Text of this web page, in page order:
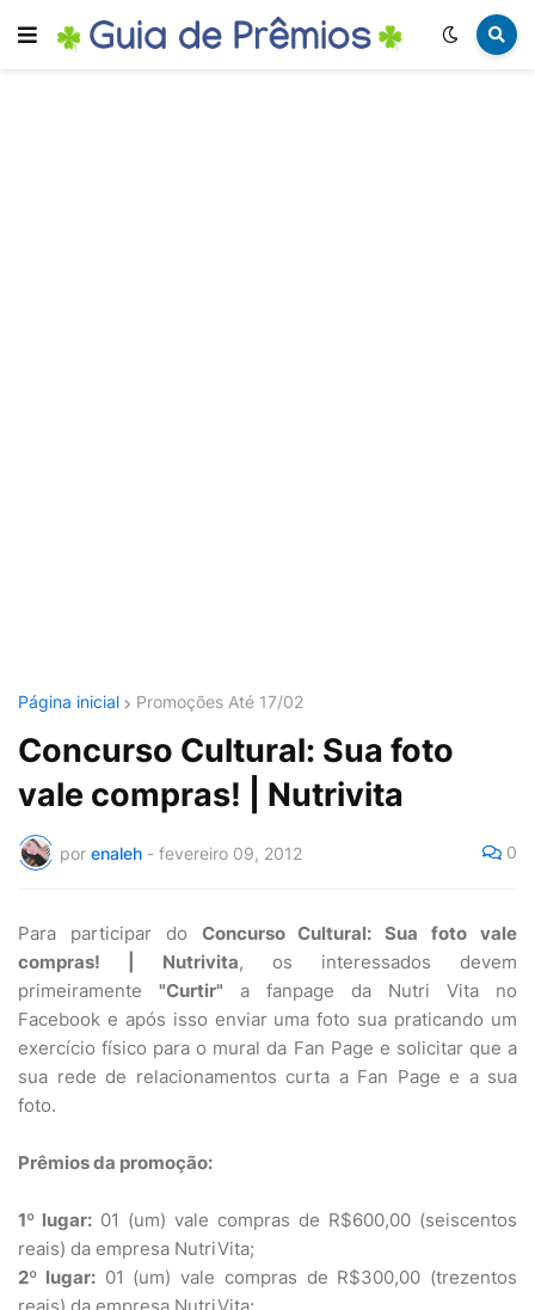
Página inicial Promoções Até 17/02
Concurso Cultural: Sua foto
vale compras! | Nutrivita
por enaleh - fevereiro 09, 2012 0
Para participar do Concurso Cultural: Sua foto vale
compras! | Nutrivita, os interessados devem
primeiramente "Curtir" a fanpage da Nutri Vita no
Facebook e após isso enviar uma foto sua praticando um
exercício físico para o mural da Fan Page e solicitar que a
sua rede de relacionamentos curta a Fan Page e a sua
foto.
Prêmios da promoção:
1º lugar: 01 (um) vale compras de R$600,00 (seiscentos
reais) da empresa NutriVita;
2º lugar:01 (um) vale compras de R$300,00 (trezentos